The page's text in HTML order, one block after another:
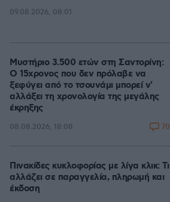
09.08.2026, 08:01
Μυστήριο 3.500 ετών στη Σαντορίνη:
Ο 15χρονος που δεν πρόλαβε να
ξεφύγει από το τσουνάμι μπορεί ν'
αλλάξει τη χρονολογία της μεγάλης
έκρηξης
08.08.2026, 18:08 70
Πινακίδες κυκλοφορίας με λίγα κλικ: Τι
αλλάζει σε παραγγελία, πληρωμή και
έκδοση